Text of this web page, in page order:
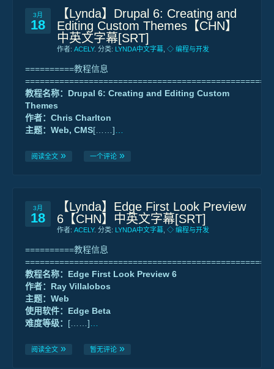
3月
18
【Lynda】Drupal 6: Creating and
Editing Custom Themes【CHN】
中英文字幕[SRT]
作者: ACELY. 分类: LYNDA中文字幕 ◇ 编程与开发
==========教程信息
教程名称：Drupal 6: Creating and Editing Custom
Themes
作者：Chris Charlton
主题：Web, CMS[……]
阅读全文 一个评论
3月
18
【Lynda】Edge First Look Preview
6【CHN】中英文字幕[SRT]
作者: ACELY. 分类: LYNDA中文字幕 ◇ 编程与开发
==========教程信息
教程名称：Edge First Look Preview 6
作者：Ray Villalobos
主题：Web
使用软件：Edge Beta
难度等级： [……]
阅读全文 暂无评论